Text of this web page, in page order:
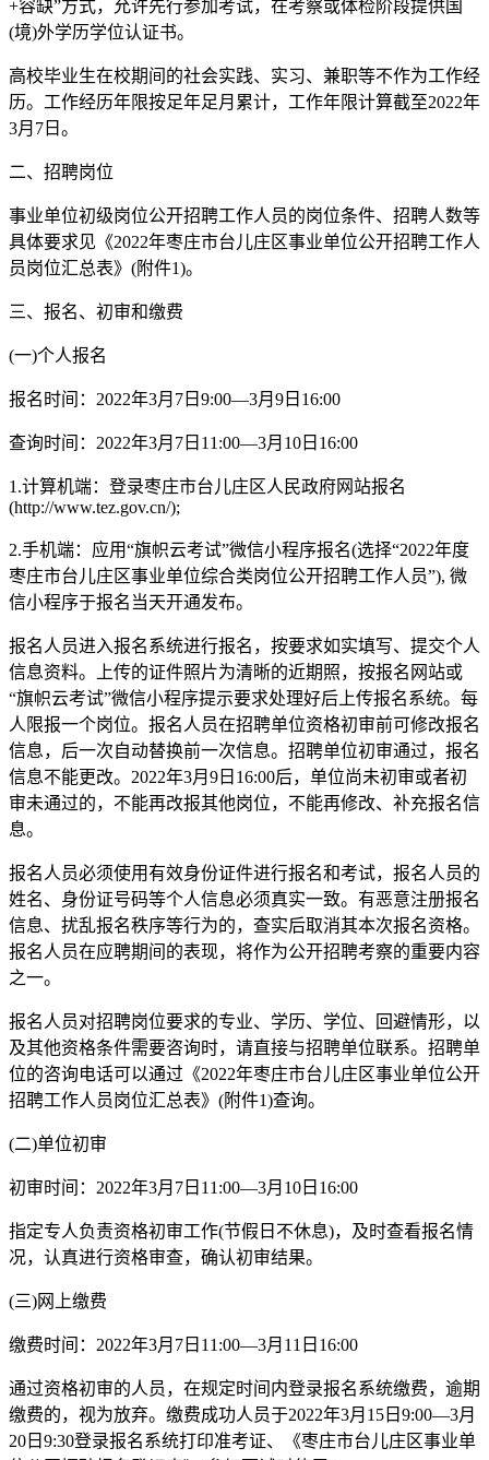
+容缺”方式，允许先行参加考试，在考察或体检阶段提供国
(境)外学历学位认证书。
高校毕业生在校期间的社会实践、实习、兼职等不作为工作经
历。工作经历年限按足年足月累计，工作年限计算截至2022年
3月7日。
二、招聘岗位
事业单位初级岗位公开招聘工作人员的岗位条件、招聘人数等
具体要求见《2022年枣庄市台儿庄区事业单位公开招聘工作人
员岗位汇总表》(附件1)。
三、报名、初审和缴费
(一)个人报名
报名时间：2022年3月7日9:00—3月9日16:00
查询时间：2022年3月7日11:00—3月10日16:00
1.计算机端：登录枣庄市台儿庄区人民政府网站报名
(http://www.tez.gov.cn/);
2.手机端：应用“旗帜云考试”微信小程序报名(选择“2022年度
枣庄市台儿庄区事业单位综合类岗位公开招聘工作人员”), 微
信小程序于报名当天开通发布。
报名人员进入报名系统进行报名，按要求如实填写、提交个人
信息资料。上传的证件照片为清晰的近期照，按报名网站或
“旗帜云考试”微信小程序提示要求处理好后上传报名系统。每
人限报一个岗位。报名人员在招聘单位资格初审前可修改报名
信息，后一次自动替换前一次信息。招聘单位初审通过，报名
信息不能更改。2022年3月9日16:00后，单位尚未初审或者初
审未通过的，不能再改报其他岗位，不能再修改、补充报名信
息。
报名人员必须使用有效身份证件进行报名和考试，报名人员的
姓名、身份证号码等个人信息必须真实一致。有恶意注册报名
信息、扰乱报名秩序等行为的，查实后取消其本次报名资格。
报名人员在应聘期间的表现，将作为公开招聘考察的重要内容
之一。
报名人员对招聘岗位要求的专业、学历、学位、回避情形，以
及其他资格条件需要咨询时，请直接与招聘单位联系。招聘单
位的咨询电话可以通过《2022年枣庄市台儿庄区事业单位公开
招聘工作人员岗位汇总表》(附件1)查询。
(二)单位初审
初审时间：2022年3月7日11:00—3月10日16:00
指定专人负责资格初审工作(节假日不休息)，及时查看报名情
况，认真进行资格审查，确认初审结果。
(三)网上缴费
缴费时间：2022年3月7日11:00—3月11日16:00
通过资格初审的人员，在规定时间内登录报名系统缴费，逾期
缴费的，视为放弃。缴费成功人员于2022年3月15日9:00—3月
20日9:30登录报名系统打印准考证、《枣庄市台儿庄区事业单